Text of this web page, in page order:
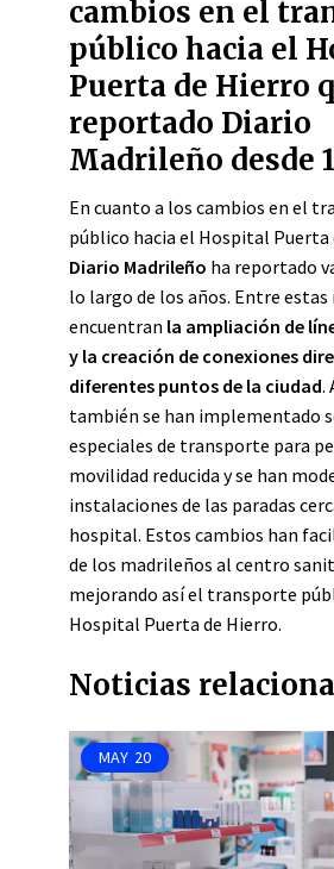
cambios en el
público hacia el
Puerta de Hierro
reportado Diario
Madrileño desde
En cuanto a los cambios en el
público hacia el Hospital Puerta
Diario Madrileño ha reportado
lo largo de los años. Entre estas
encuentran la ampliación de
y la creación de conexiones
diferentes puntos de la ciudad.
también se han implementado
especiales de transporte para
movilidad reducida y se han
instalaciones de las paradas
hospital. Estos cambios han
de los madrileños al centro
mejorando así el transporte
Hospital Puerta de Hierro.
Noticias
MAY 20